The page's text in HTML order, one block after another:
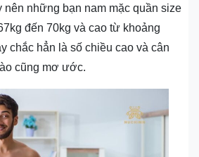
nên những bạn nam mặc quần size
đến 70kg và cao từ khoảng
chắc hẳn là số chiều cao và cân
cũng mơ ước.